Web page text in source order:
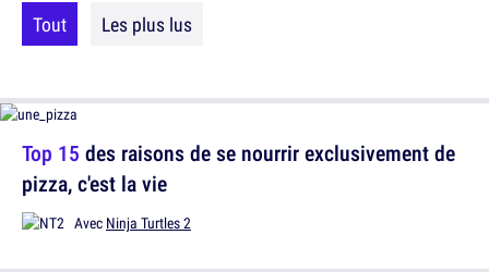
Tout Les plus lus
Top 15 des raisons de se nourrir exclusivement de
pizza, c'est la vie
Avec Ninja Turtles 2